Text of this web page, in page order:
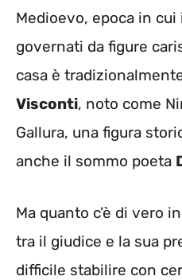
Medioevo, epoca in
governati da figure
casa è
Visconti, noto come
Gallura, una figura
anche il sommo poeta
Ma quanto c’è di vero
tra il giudice e la sua
difficile stabilire con